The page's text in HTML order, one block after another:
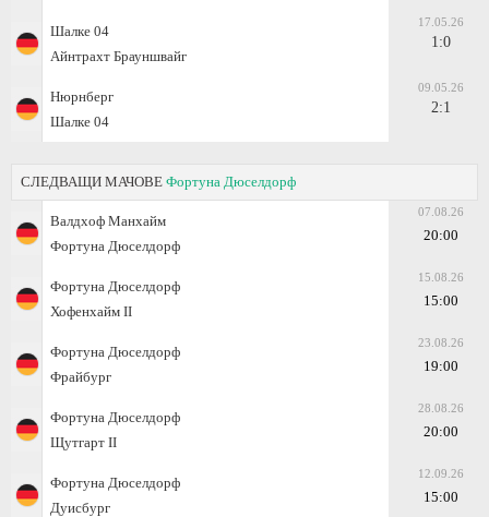
Шалке 04
Айнтрахт Брауншвайг
17.05.26
1:0
Нюрнберг
Шалке 04
09.05.26
2:1
СЛЕДВАЩИ МАЧОВЕ Фортуна Дюселдорф
Валдхоф Манхайм
Фортуна Дюселдорф
07.08.26
20:00
Фортуна Дюселдорф
Хофенхайм II
15.08.26
15:00
Фортуна Дюселдорф
Фрайбург
23.08.26
19:00
Фортуна Дюселдорф
Щутгарт II
28.08.26
20:00
Фортуна Дюселдорф
Дуисбург
12.09.26
15:00